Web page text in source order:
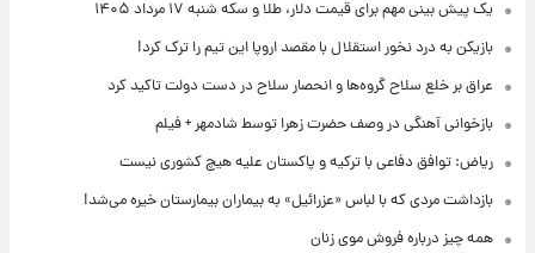
یک پیش ‌بینی مهم برای قیمت دلار، طلا و سکه شنبه ۱۷ مرداد ۱۴۰۵
بازیکن به درد نخور استقلال با مقصد اروپا این تیم را ترک کرد!
عراق بر خلع سلاح گروه‌ها و انحصار سلاح در دست دولت تاکید کرد
بازخوانی آهنگی در وصف حضرت زهرا توسط شادمهر + فیلم
ریاض: توافق دفاعی با ترکیه و پاکستان علیه هیچ کشوری نیست
بازداشت مردی که با لباس «عزرائیل» به بیماران بیمارستان خیره می‌شد!
همه چیز درباره فروش موی زنان